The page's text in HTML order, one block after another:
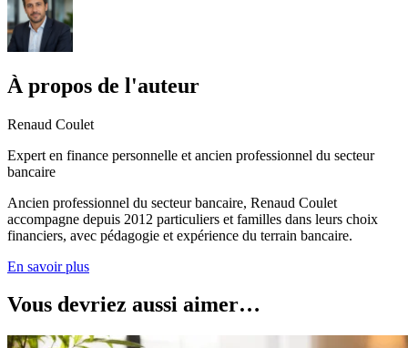
À propos de l'auteur
Renaud Coulet
Expert en finance personnelle et ancien professionnel du secteur
bancaire
Ancien professionnel du secteur bancaire, Renaud Coulet
accompagne depuis 2012 particuliers et familles dans leurs choix
financiers, avec pédagogie et expérience du terrain bancaire.
En savoir plus
Vous devriez aussi aimer…